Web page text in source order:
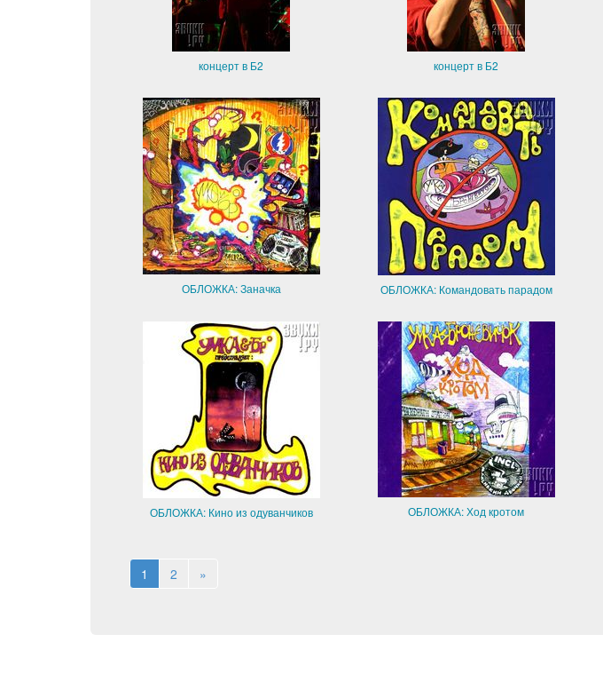
концерт в Б2 концерт в Б2
ОБЛОЖКА: Заначка ОБЛОЖКА: Командовать парадом
ОБЛОЖКА: Кино из одуванчиков ОБЛОЖКА: Ход кротом
1 2 »